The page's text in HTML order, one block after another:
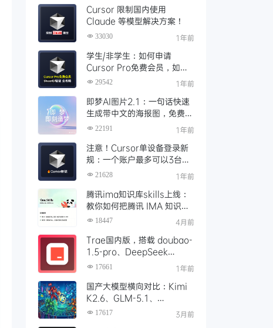
Cursor 限制国内使用
Claude 等模型解决方案！
33030 1年前
学生/非学生：如何申请
Cursor Pro免费会员，如何
通过SheerID验证快速激活全
29542 1年前
即梦AI图片2.1：一句话快速
生成带中文的海报图，免费AI
文生图、视频工具、AIGC创
22191 1年前
注意！Cursor单设备登录新
规：一个账户最多可以3台设
备登录，且限制单点登录
21628 1年前
腾讯ima知识库skills上线：
教你如何把腾讯 IMA 知识库
接入 OpenClaw 一步打通
18447 4月前
Trae国内版，搭载 doubao-
1.5-pro、DeepSeek
R1/V3模型，对比 Trae 国际
17661 1年前
国产大模型横向对比：Kimi
K2.6、GLM-5.1、
Qwen3、MiniMax M2 四
17617 3月前